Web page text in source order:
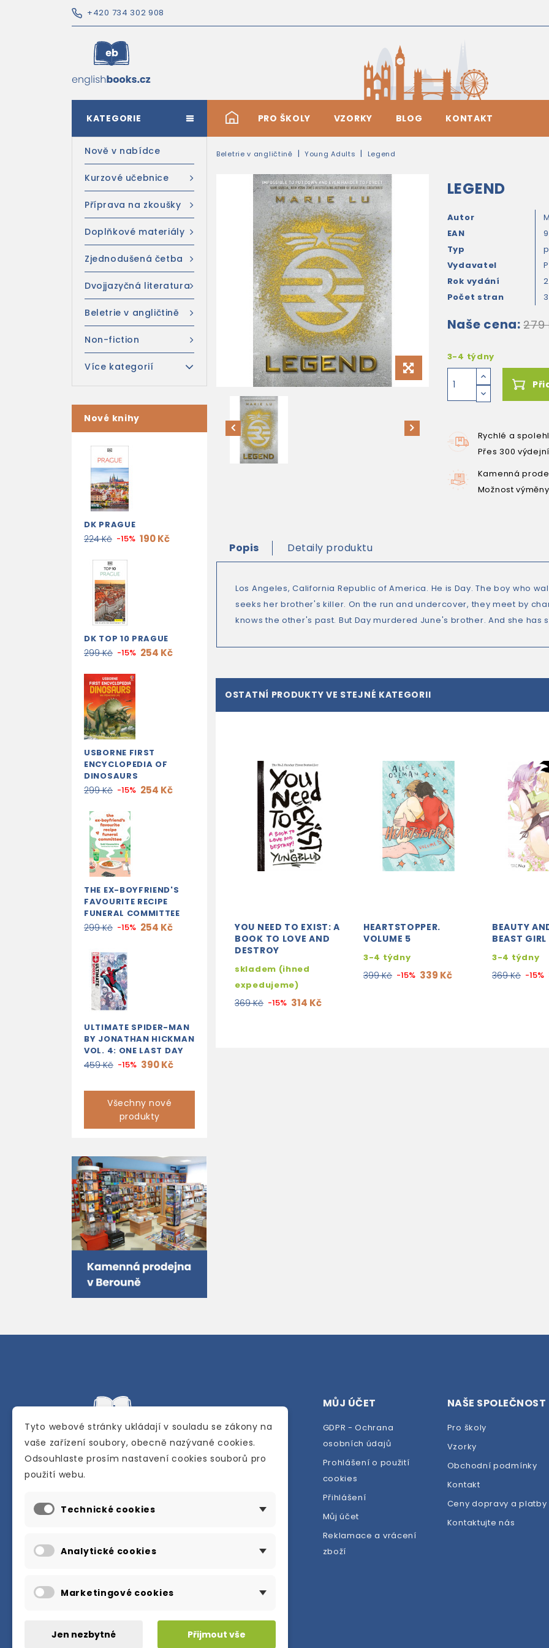
+420 734 302 908
# PRO ŠKOLY VZORKY BLOG KONTAKT
KATEGORIE
Nově v nabídce
Kurzové učebnice
Příprava na zkoušky
Doplňkové materiály
Zjednodušená četba
Dvojjazyčná literatura
Beletrie v angličtině
Non-fiction
Více kategorií
Nové knihy
DK PRAGUE
224 Kč -15% 190 Kč
DK TOP 10 PRAGUE
299 Kč -15% 254 Kč
USBORNE FIRST
ENCYCLOPEDIA OF
DINOSAURS
299 Kč -15% 254 Kč
THE EX-BOYFRIEND'S
FAVOURITE RECIPE
FUNERAL COMMITTEE
299 Kč -15% 254 Kč
ULTIMATE SPIDER-MAN
BY JONATHAN HICKMAN
VOL. 4: ONE LAST DAY
459 Kč -15% 390 Kč
Všechny nové
produkty
Beletrie v angličtině Young Adults Legend
LEGEND
Autor
EAN
Typ
Vydavatel
Rok vydání
Počet stran
Naše cena: 279
3-4 týdny
Rychlé a
Přes 300
Kamenná
Možnost
Popis Detaily produktu
Los Angeles, California Republic of America. He is Day. The boy who
seeks her brother's killer. On the run and undercover, they meet by
knows the other's past. But Day murdered June's brother. And she has
OSTATNÍ PRODUKTY VE STEJNÉ KATEGORII
YOU NEED TO EXIST: A
BOOK TO LOVE AND
DESTROY
skladem (ihned
expedujeme)
369 Kč -15% 314 Kč
HEARTSTOPPER.
VOLUME 5
3-4 týdny
399 Kč -15% 339 Kč
BEAUTY
BEAST GIRL
3-4 týdny
369 Kč -15%
Internetové a kamenné knihkupectví se
anglického jazyka.
Karly Machové 48 Beroun 266 01
info@englishbooks.cz
MŮJ ÚČET
GDPR - Ochrana
osobních údajů
Prohlášení o použití
cookies
Přihlášení
Můj účet
Reklamace a vrácení
zboží
NAŠE SPOLEČNOST
Pro školy
Vzorky
Obchodní podmínky
Kontakt
Ceny dopravy a platby
Kontaktujte nás
Tyto webové stránky ukládají v souladu se zákony na
vaše zařízení soubory, obecně nazývané cookies.
Odsouhlaste prosím nastavení cookies souborů pro
použití webu.
Technické cookies
Analytické cookies
Marketingové cookies
Jen nezbytné Přijmout vše